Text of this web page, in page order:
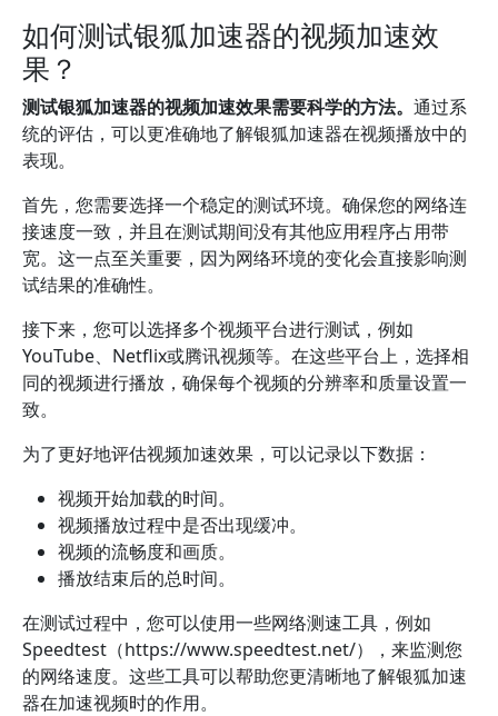
如何测试银狐加速器的视频加速效
果？
测试银狐加速器的视频加速效果需要科学的方法。 通过系
统的评估，可以更准确地了解银狐加速器在视频播放中的
表现。
首先，您需要选择一个稳定的测试环境。确保您的网络连
接速度一致，并且在测试期间没有其他应用程序占用带
宽。这一点至关重要，因为网络环境的变化会直接影响测
试结果的准确性。
接下来，您可以选择多个视频平台进行测试，例如
YouTube、Netflix或腾讯视频等。在这些平台上，选择相
同的视频进行播放，确保每个视频的分辨率和质量设置一
致。
为了更好地评估视频加速效果，可以记录以下数据：
视频开始加载的时间。
视频播放过程中是否出现缓冲。
视频的流畅度和画质。
播放结束后的总时间。
在测试过程中，您可以使用一些网络测速工具，例如
Speedtest（https://www.speedtest.net/），来监测您
的网络速度。这些工具可以帮助您更清晰地了解银狐加速
器在加速视频时的作用。